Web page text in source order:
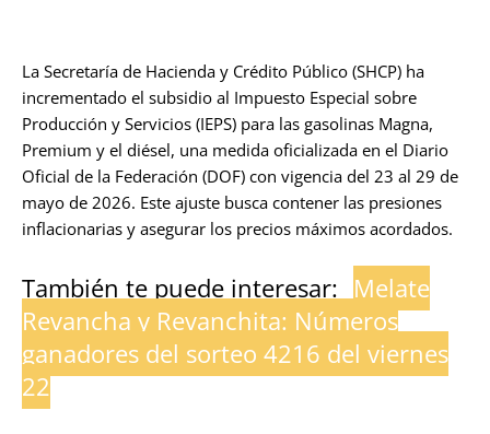
La Secretaría de Hacienda y Crédito Público (SHCP) ha
incrementado el subsidio al Impuesto Especial sobre
Producción y Servicios (IEPS) para las gasolinas Magna,
Premium y el diésel, una medida oficializada en el Diario
Oficial de la Federación (DOF) con vigencia del 23 al 29 de
mayo de 2026. Este ajuste busca contener las presiones
inflacionarias y asegurar los precios máximos acordados.
También te puede interesar: Melate
Revancha y Revanchita: Números
ganadores del sorteo 4216 del viernes
22